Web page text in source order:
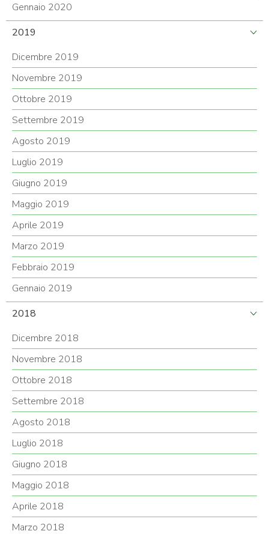
Gennaio 2020
2019
Dicembre 2019
Novembre 2019
Ottobre 2019
Settembre 2019
Agosto 2019
Luglio 2019
Giugno 2019
Maggio 2019
Aprile 2019
Marzo 2019
Febbraio 2019
Gennaio 2019
2018
Dicembre 2018
Novembre 2018
Ottobre 2018
Settembre 2018
Agosto 2018
Luglio 2018
Giugno 2018
Maggio 2018
Aprile 2018
Marzo 2018